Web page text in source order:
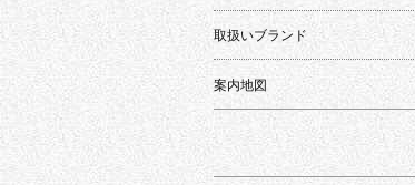
取扱いブランド
案内地図